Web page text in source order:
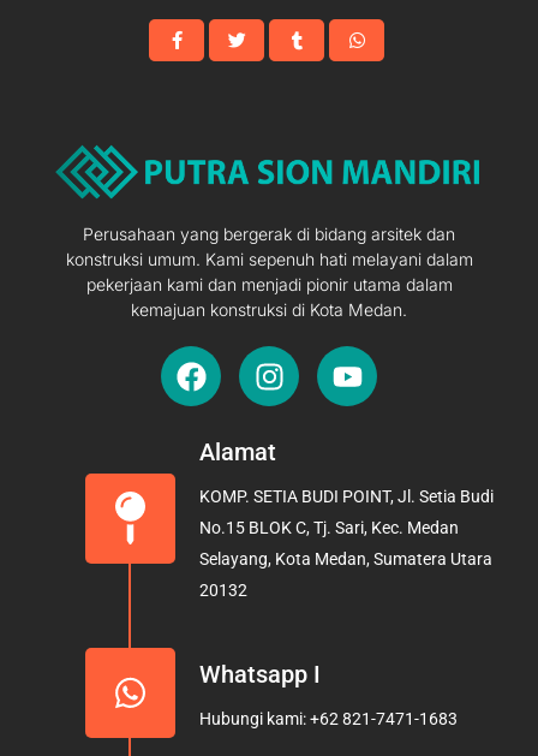
Perusahaan yang bergerak di bidang arsitek dan
konstruksi umum. Kami sepenuh hati melayani dalam
pekerjaan kami dan menjadi pionir utama dalam
kemajuan konstruksi di Kota Medan.
F
a
e
o
o
k
I
n
t
g
r
a
Y
o
b
e
Alamat
KOMP. SETIA BUDI POINT, Jl. Setia Budi
No.15 BLOK C, Tj. Sari, Kec. Medan
Selayang, Kota Medan, Sumatera Utara
20132
Whatsapp I
Hubungi kami: +62 821-7471-1683